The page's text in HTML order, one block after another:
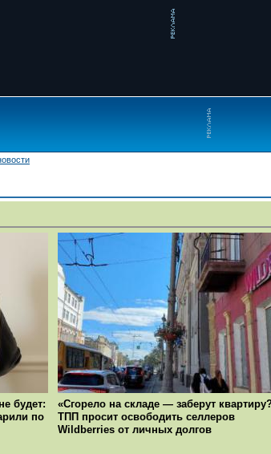
будет:
по
«Сгорело на складе — заберут
ТПП просит освободить селлеров
Wildberries от личных долгов